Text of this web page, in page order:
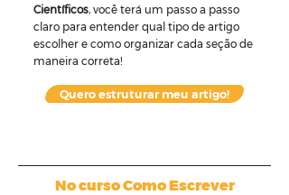
Científicos, você terá um passo a passo
claro para entender qual tipo de artigo
escolher e como organizar cada seção de
maneira correta!
Quero estruturar meu artigo!
No curso Como Escrever